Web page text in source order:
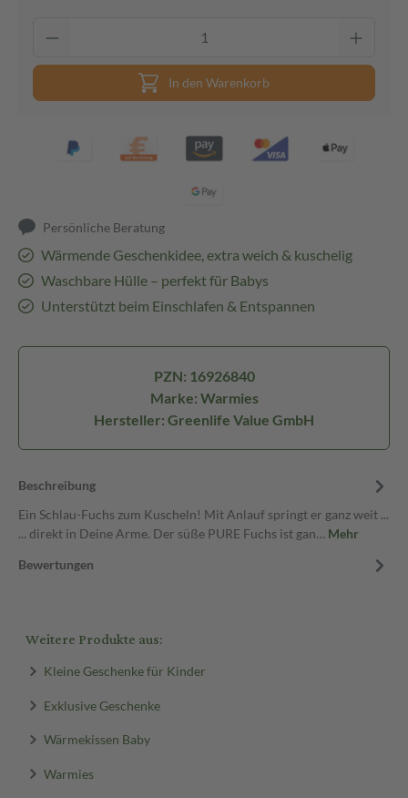
In den Warenkorb
Persönliche Beratung
Wärmende Geschenkidee, extra weich & kuschelig
Waschbare Hülle – perfekt für Babys
Unterstützt beim Einschlafen & Entspannen
PZN: 16926840
Marke: Warmies
Hersteller: Greenlife Value GmbH
Beschreibung
Ein Schlau-Fuchs zum Kuscheln! Mit Anlauf springt er ganz weit ...
... direkt in Deine Arme. Der süße PURE Fuchs ist gan… Mehr
Bewertungen
Weitere Produkte aus:
Kleine Geschenke für Kinder
Exklusive Geschenke
Wärmekissen Baby
Warmies